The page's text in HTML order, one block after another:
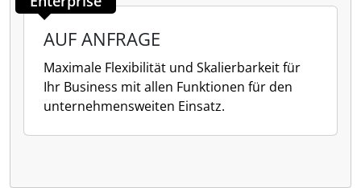
AUF ANFRAGE
Maximale Flexibilität und Skalierbarkeit für
Ihr Business mit allen Funktionen für den
unternehmensweiten Einsatz.